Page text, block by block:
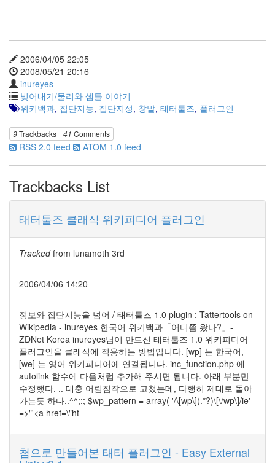
2006/04/05 22:05
2008/05/21 20:16
inureyes
빚어내기/물리와 셈틀 이야기
위키백과, 집단지능, 집단지성, 창발, 태터툴즈, 플러그인
9Trackbacks 41 Comments
RSS 2.0 feed ATOM 1.0 feed
Trackbacks List
태터툴즈 클래식 위키피디어 플러그인
Trackedfrom lunamoth 3rd
2006/04/06 14:20
정보와 집단지능을 넘어 / 태터툴즈 1.0 plugin : Tattertools on
Wikipedia - inureyes 한국어 위키백과「어디쯤 왔나?」-
ZDNet Korea inureyes님이 만드신 태터툴즈 1.0 위키피디어
플러그인을 클래식에 적용하는 방법입니다. [wp] 는 한국어,
[we] 는 영어 위키피디어에 연결됩니다. inc_function.php 에
autolink 함수에 다음처럼 추가해 주시면 됩니다. 아래 부분만
수정했다. .. 대충 어림짐작으로 고쳤는데, 다행히 제대로 돌아
가는듯 하다..^^;;; $wp_pattern = array( '/\[wp\](.*?)\[\/wp\]/ie'
=>"'<a href=\"ht
첨으로 만들어본 태터 플러그인 - Easy External
된
초
조
함
구
글
과
애
플
의
생
법
오
이
바
(5)
서
는
Twitter-
Art
:
언
어
를
넘
어...
글
에
관